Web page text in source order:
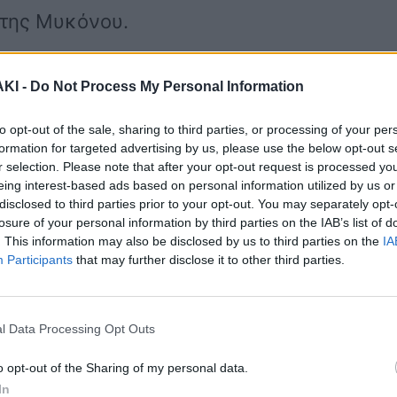
- Do Not Process My Personal Information
opt-out of the sale, sharing to third parties, or processing of your
for targeted advertising by us, please use the below opt-out
selection. Please note that after your opt-out request is processed
interest-based ads based on personal information utilized by us
to third parties prior to your opt-out. You may separately
of your personal information by third parties on the IAB’s list of
This information may also be disclosed by us to third parties on the
Participants that may further disclose it to other third parties.
Data Processing Opt Outs
opt-out of the Sharing of my personal data.
Μυκόνου.
ΟΚ! και τον Αλέξανδρο Ράπτη,
έχει έρθει κοντά με τον
στον οποίο το προηγούμενο
της Τατιάνας Μπλάτνικ. Τότε, ο
κατηγορηματικά την είδηση στη
πως είναι απλώς δυο πολύ καλοί
έρθει κοντά με τη Φαίη Σκορδά με
και στη Μύκονο το προηγούμενο